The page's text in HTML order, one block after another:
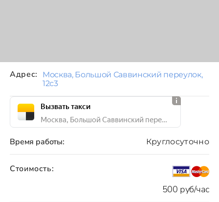
Стоимость:
500 руб/час
Время работы: Круглосуточно
Адрес:
Москва, Большой Саввинский переулок,
12с3
Вызвать такси
Москва, Большой Саввинский переулок, 12с3